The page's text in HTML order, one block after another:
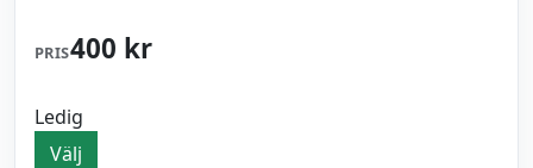
PRIS400 kr
Ledig
Välj